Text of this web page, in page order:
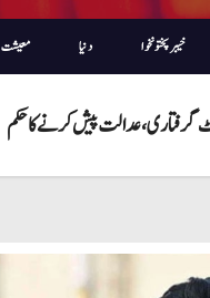
خیبرپختونخوا دنیا معیشت
، عدالت پیش کرنے کا حکم